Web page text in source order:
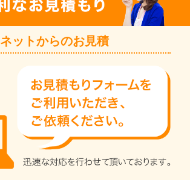
ネットからのお見積